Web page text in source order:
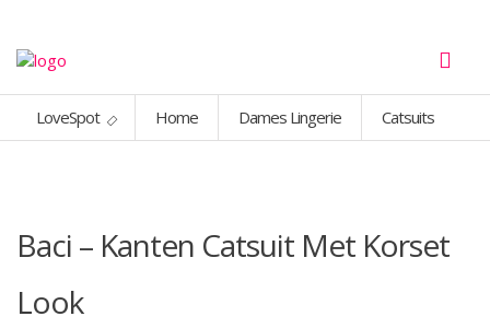
LoveSpot Home Dames Lingerie Catsuits
Baci – Kanten Catsuit Met Korset
Look